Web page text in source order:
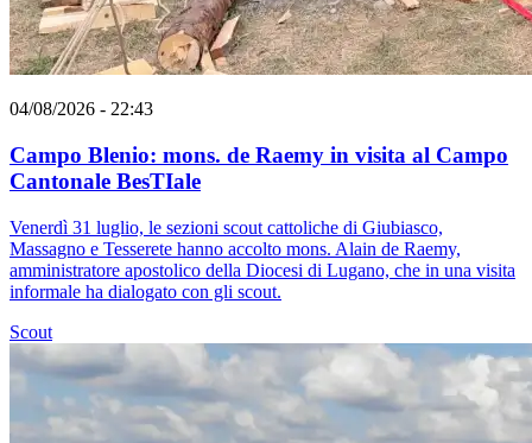
04/08/2026 - 22:43
Campo Blenio: mons. de Raemy in visita al Campo
Cantonale BesTIale
Venerdì 31 luglio, le sezioni scout cattoliche di Giubiasco,
Massagno e Tesserete hanno accolto mons. Alain de Raemy,
amministratore apostolico della Diocesi di Lugano, che in una visita
informale ha dialogato con gli scout.
Scout